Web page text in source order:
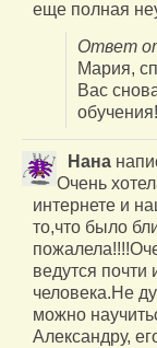
еще полная
Ответ
Мария,
Вас
обучения!
Нана
Очень
интернете и
то,что было
ведутся почти
человека.Не
можно
Александру,